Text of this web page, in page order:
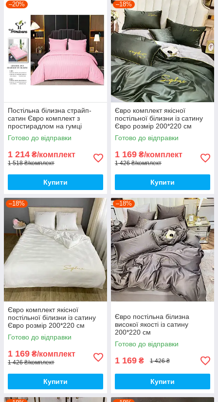
–20%
Постільна білизна страйп-
сатин Євро комплект з
простирадлом на гумці
180*200+25см, Тканина -
Бавовна
Готово до відправки
1 214 ₴/комплект
1 518 ₴/комплект
Купити
–18%
Євро комплект якісної
постільної білизни із сатину
Євро розмір 200*220 см
Готово до відправки
1 169 ₴/комплект
1 426 ₴/комплект
Купити
–18%
Євро комплект якісної
постільної білизни із сатину
Євро розмір 200*220 см
Готово до відправки
1 169 ₴/комплект
1 426 ₴/комплект
Купити
–18%
Євро постільна білизна
високої якості із сатину
200*220 см
Готово до відправки
1 169 ₴ 1 426 ₴
Купити